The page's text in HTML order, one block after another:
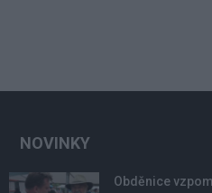
NOVINKY
Obděnice